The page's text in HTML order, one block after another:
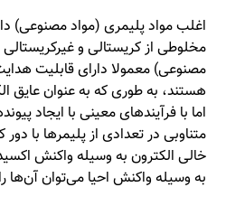
اغلب مواد پلیمری (مواد مصنوعی)
مخلوطی از کریستالی و
مصنوعی) معمولا دارای قابلیت
هستند، به طوری که به عنوان عایق
اما با فرآیندهای معینی با ایجاد
متناوبی در تعدادی از پلیمرها با
خالی الکترون به وسیله واکنش
به وسیله واکنش احیا می‌توان آن‌ها